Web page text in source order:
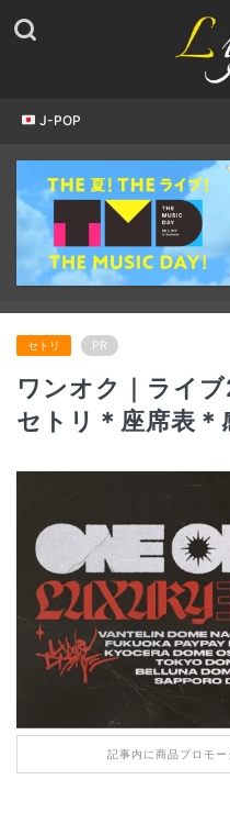
J-POP
セトリ PR
ワンオク｜ライ
セトリ＊座席表＊
記事内に商品プロモ